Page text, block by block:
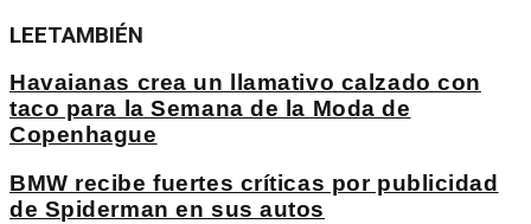
LEETAMBIÉN
Havaianas crea un llamativo calzado con
taco para la Semana de la Moda de
Copenhague
BMW recibe fuertes críticas por publicidad
de Spiderman en sus autos